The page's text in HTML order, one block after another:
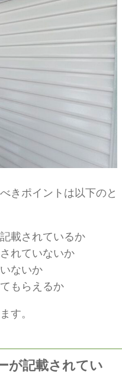
きポイントは以下のと
載されているか
れていないか
ないか
もらえるか
す。
が記載されてい